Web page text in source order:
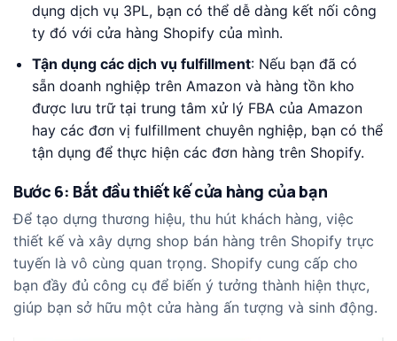
dụng dịch vụ 3PL, bạn có thể dễ dàng kết nối công
ty đó với cửa hàng Shopify của mình.
Tận dụng các dịch vụ fulfillment: Nếu bạn đã có
sẵn doanh nghiệp trên Amazon và hàng tồn kho
được lưu trữ tại trung tâm xử lý FBA của Amazon
hay các đơn vị fulfillment chuyên nghiệp, bạn có thể
tận dụng để thực hiện các đơn hàng trên Shopify.
Bước 6: Bắt đầu thiết kế cửa hàng của bạn
Để tạo dựng thương hiệu, thu hút khách hàng, việc
thiết kế và xây dựng shop bán hàng trên Shopify trực
tuyến là vô cùng quan trọng. Shopify cung cấp cho
bạn đầy đủ công cụ để biến ý tưởng thành hiện thực,
giúp bạn sở hữu một cửa hàng ấn tượng và sinh động.